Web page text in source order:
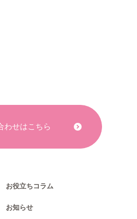
わせはこちら
お役立ちコラム
お知らせ